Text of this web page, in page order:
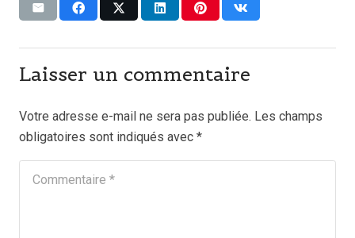
Laisser un commentaire
Votre adresse e-mail ne sera pas publiée. Les champs
obligatoires sont indiqués avec *